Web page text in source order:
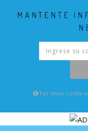
MANTENTE
Por favor confie